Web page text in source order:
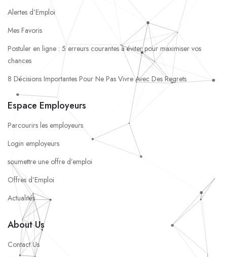
Alertes d’Emploi
Mes Favoris
Postuler en ligne : 5 erreurs courantes à éviter pour maximiser vos
chances
8 Décisions Importantes Pour Ne Pas Vivre Avec Des Regrets
Espace Employeurs
Parcourirs les employeurs
Login employeurs
soumettre une offre d’emploi
Offres d’Emploi
Actualités
About Us
Contact Us